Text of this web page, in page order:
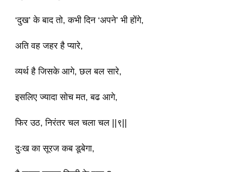
‘दुख’ के बाद तो, कभी दिन ‘अपने’ भी होंगे,
अति वह जहर है प्यारे,
व्यर्थ है जिसके आगे, छल बल सारे,
इसलिए ज्यादा सोच मत, बढ आगे,
फिर उठ, निरंतर चल चला चल ||९||
दुःख का सूरज कब डूबेगा,